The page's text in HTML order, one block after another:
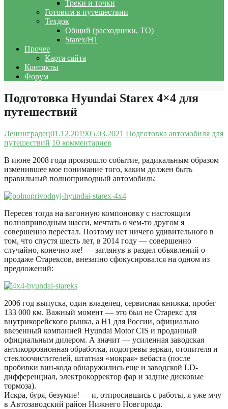
Треки и точки
Готовим в путешествии
Техдок
Общий (расходники, ТО)
Starex/H1
Прочее
Карта сайта
Контакты
Форум
Подготовка Hyundai Starex 4×4 для
путешествий
Ленинградец01.12.201905.03.2021 Подготовка автомобиля для
путешествий 10 комментариев
В июне 2008 года произошло событие, радикальным образом
изменившее мое понимание того, каким должен быть
правильный полноприводный автомобиль:
Пересев тогда на вагонную компоновку с настоящим
полноприводным шасси, мечтать о чем-то другом я
совершенно перестал. Поэтому нет ничего удивительного в
том, что спустя шесть лет, в 2014 году — совершенно
случайно, конечно же! — заглянув в раздел объявлений о
продаже Старексов, внезапно сфокусировался на одном из
предложений:
2006 год выпуска, один владелец, сервисная книжка, пробег
133 000 км. Важный момент — это был не Старекс для
внутрикорейского рынка, а H1 для России, официально
ввезенный компанией Hyundai Motor CIS и проданный
официальным дилером. А значит — усиленная заводская
антикоррозионная обработка, подогревы зеркал, отопителя и
стеклоочистителей, штатная «мокрая» вебаста (после
пробивки вин-кода обнаружились еще и заводской LD-
дифференциал, электрокорректор фар и задние дисковые
тормоза).
Искра, буря, безумие! — и, отпросившись с работы, я уже мчу
в Автозаводский район Нижнего Новгорода.